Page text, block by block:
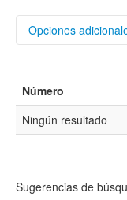
Opciones
Título
Número
Ningún resultado
Sugerencias de